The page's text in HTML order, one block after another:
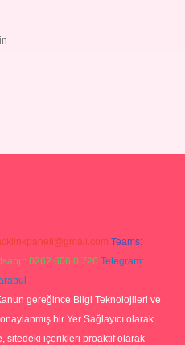
Teams:
0262 606 0 726 Telegram:
gereğince Bilgi Teknolojileri ve
bir Yer Sağlayıcı olarak
sitedeki içerikleri proaktif olarak